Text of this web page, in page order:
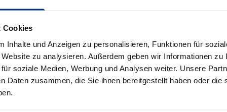
Cookies
Inhalte und Anzeigen zu personalisieren, Funktionen für
zu analysieren. Außerdem geben wir Informationen zu
soziale Medien, Werbung und Analysen weiter. Unsere
Daten zusammen, die Sie ihnen bereitgestellt haben oder die
Hinweise zu Versandkosten
Bibliografische Angaben
und in der Landschaftsökologie bedarf der